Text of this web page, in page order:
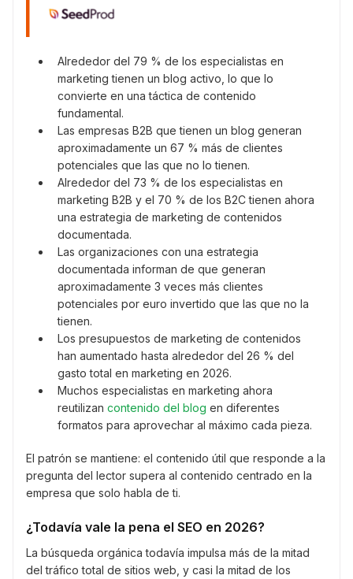
Alrededor del 79 % de los especialistas en
marketing tienen un blog activo, lo que lo
convierte en una táctica de contenido
fundamental.
Las empresas B2B que tienen un blog generan
aproximadamente un 67 % más de clientes
potenciales que las que no lo tienen.
Alrededor del 73 % de los especialistas en
marketing B2B y el 70 % de los B2C tienen ahora
una estrategia de marketing de contenidos
documentada.
Las organizaciones con una estrategia
documentada informan de que generan
aproximadamente 3 veces más clientes
potenciales por euro invertido que las que no la
tienen.
Los presupuestos de marketing de contenidos
han aumentado hasta alrededor del 26 % del
gasto total en marketing en 2026.
Muchos especialistas en marketing ahora
reutilizan contenido del blog en diferentes
formatos para aprovechar al máximo cada pieza.
El patrón se mantiene: el contenido útil que responde a la
pregunta del lector supera al contenido centrado en la
empresa que solo habla de ti.
¿Todavía vale la pena el SEO en 2026?
La búsqueda orgánica todavía impulsa más de la mitad
del tráfico total de sitios web, y casi la mitad de los